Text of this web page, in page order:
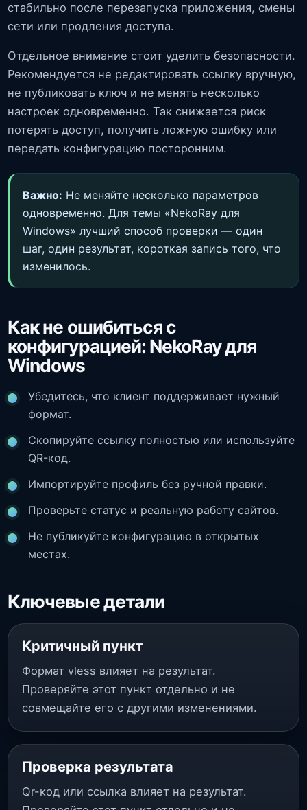
стабильно после перезапуска приложения, смены
сети или продления доступа.
Отдельное внимание стоит уделить безопасности.
Рекомендуется не редактировать ссылку вручную,
не публиковать ключ и не менять несколько
настроек одновременно. Так снижается риск
потерять доступ, получить ложную ошибку или
передать конфигурацию посторонним.
Важно: Не меняйте несколько параметров
одновременно. Для темы «NekoRay для
Windows» лучший способ проверки — один
шаг, один результат, короткая запись того, что
изменилось.
Как не ошибиться с
конфигурацией: NekoRay для
Windows
Убедитесь, что клиент поддерживает нужный
формат.
Скопируйте ссылку полностью или используйте
QR-код.
Импортируйте профиль без ручной правки.
Проверьте статус и реальную работу сайтов.
Не публикуйте конфигурацию в открытых
местах.
Ключевые детали
Критичный пункт
Формат vless влияет на результат.
Проверяйте этот пункт отдельно и не
совмещайте его с другими изменениями.
Проверка результата
Qr-код или ссылка влияет на результат.